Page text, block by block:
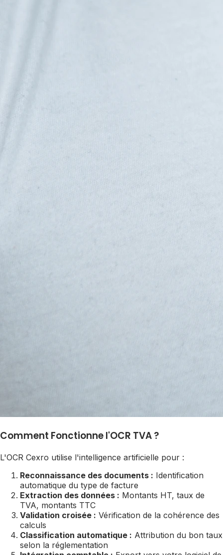
Comment Fonctionne l'OCR TVA ?
L'OCR Cexro utilise l'intelligence artificielle pour :
Reconnaissance des documents : Identification
automatique du type de facture
Extraction des données : Montants HT, taux de
TVA, montants TTC
Validation croisée : Vérification de la cohérence des
calculs
Classification automatique : Attribution du bon taux
selon la réglementation